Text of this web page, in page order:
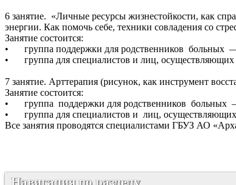
6 занятие. «Личные ресурсы жизнестойкости, как
энергии. Как помочь себе, техники совладения со
Занятие состоится:
•
группа поддержки для родственников больных
•
группа для специалистов и лиц,
7 занятие. Арттерапия (рисунок, как инструмент
Занятие состоится:
•
группа поддержки для родственников
•
группа для специалистов и лиц,
Все занятия проводятся специалистами ГБУЗ АО
Навигация по разделу